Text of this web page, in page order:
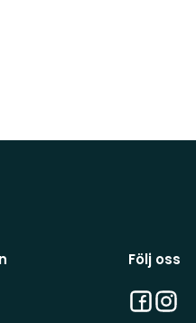
Följ oss
Facebook